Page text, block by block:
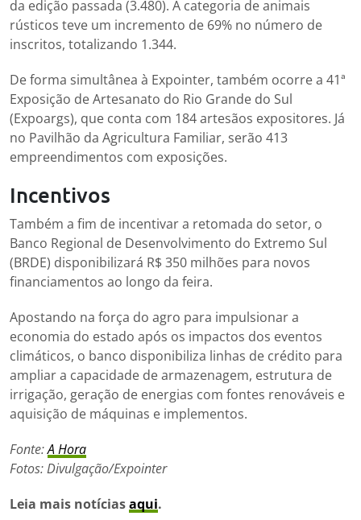
da edição passada (3.480). A categoria de animais
rústicos teve um incremento de 69% no número de
inscritos, totalizando 1.344.
De forma simultânea à Expointer, também ocorre a 41ª
Exposição de Artesanato do Rio Grande do Sul
(Expoargs), que conta com 184 artesãos expositores. Já
no Pavilhão da Agricultura Familiar, serão 413
empreendimentos com exposições.
Incentivos
Também a fim de incentivar a retomada do setor, o
Banco Regional de Desenvolvimento do Extremo Sul
(BRDE) disponibilizará R$ 350 milhões para novos
financiamentos ao longo da feira.
Apostando na força do agro para impulsionar a
economia do estado após os impactos dos eventos
climáticos, o banco disponibiliza linhas de crédito para
ampliar a capacidade de armazenagem, estrutura de
irrigação, geração de energias com fontes renováveis e
aquisição de máquinas e implementos.
Fonte:A Hora
Fotos: Divulgação/Expointer
Leia mais notíciasaqui.